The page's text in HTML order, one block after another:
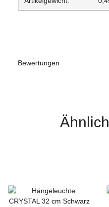
Bewertungen